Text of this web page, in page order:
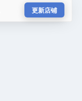
更新店铺